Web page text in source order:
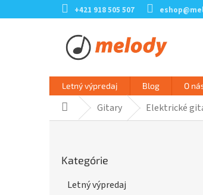
na
+421 918 505 507
Letný výpredaj Blog O
DomovGitary Elektrické
kategórie
Kategórie
Letný výpredaj